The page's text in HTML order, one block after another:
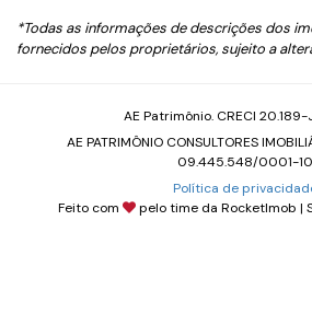
*Todas as informações de descrições dos
fornecidos pelos proprietários, sujeito a
AE Patrimônio. CRECI
AE PATRIMÔNIO CONSULTORES
09.445.548/0001-10
Política de
Feito com
pelo time da RocketImob |